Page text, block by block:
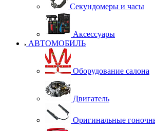
Секундомеры и часы
Аксессуары
АВТОМОБИЛЬ
Оборудование салона
Двигатель
Оригинальные